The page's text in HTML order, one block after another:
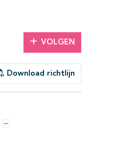
VOLGEN
Download richtlijn
Opties